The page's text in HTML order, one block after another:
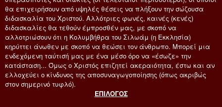
θα επιχειρήσουν από υψηλές θέσεις να πλήξουν την σώζουσα
διδασκαλία του Χριστού. Αλλότριες φωνές, καινές (κενές)
διδασκαλίες θα τεθούν έμπροσθέν μας, με σκοπό να
αλλοτριώσουν ότι η Κολυμβήθρα του Σιλωάμ (η Εκκλησία)
κηρύττει άνωθεν με σκοπό να θεώσει τον άνθρωπο. Μπορεί μια
ενδεχόμενη ταύτισή μας με ένα μέσο όρο να «έσωζε» την
κατάσταση... Όμως ο Χριστός επιζητεί ακεραιότητα, έστω και αν
ελλοχεύει ο κίνδυνος της αποσυναγωγοποίησης (όπως ακριβώς
στον σημερινό τυφλό).
ΕΠΙΛΟΓΟΣ